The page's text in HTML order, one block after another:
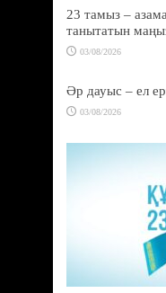
23 тамыз –
танытатын
03/08/2026
Әр дауыс – ел
03/08/2026